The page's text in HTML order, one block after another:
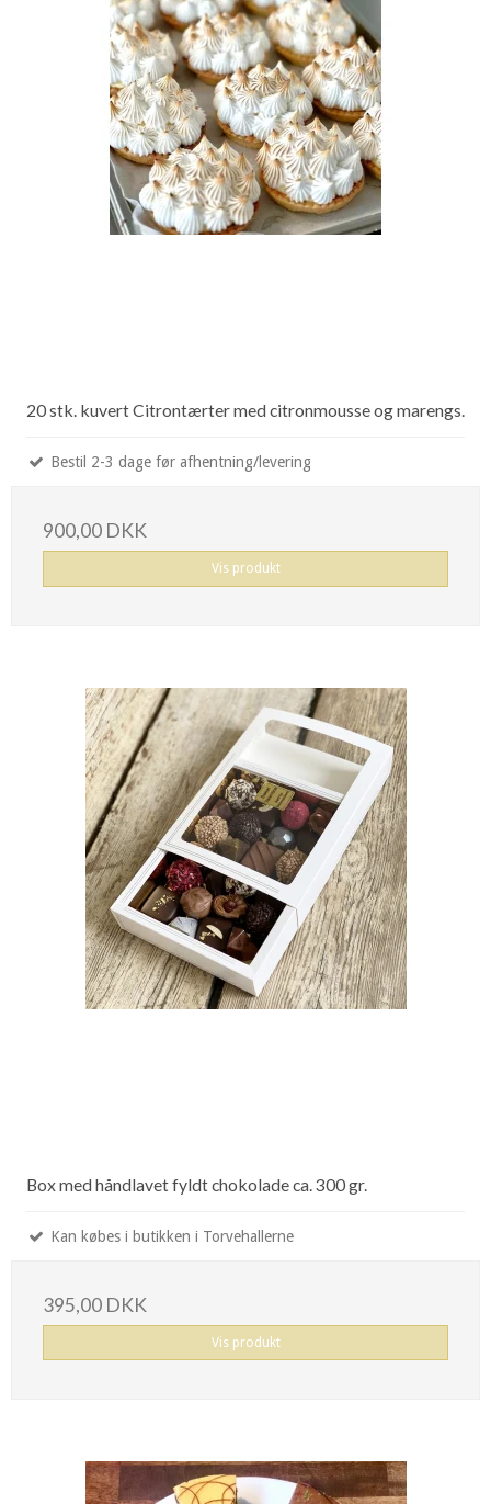
20 stk. kuvert Citrontærter med citronmousse og marengs.
Bestil 2-3 dage før afhentning/levering
900,00 DKK
Vis produkt
Box med håndlavet fyldt chokolade ca. 300 gr.
Kan købes i butikken i Torvehallerne
395,00 DKK
Vis produkt